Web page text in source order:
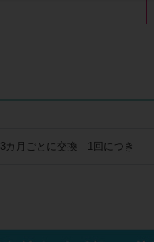
月ごとに交換 1回につき